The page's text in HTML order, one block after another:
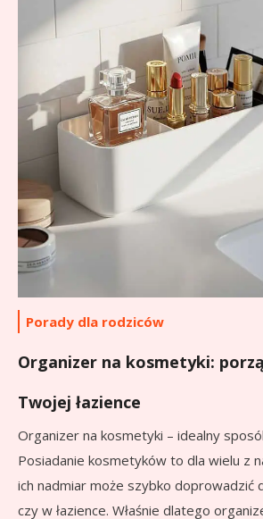
Porady dla rodziców
Organizer na kosmetyki:
Twojej łazience
Organizer na kosmetyki – idealny
Posiadanie kosmetyków to dla wielu z
ich nadmiar może szybko doprowadzić
czy w łazience. Właśnie dlatego